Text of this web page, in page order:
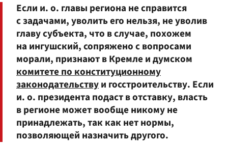
Если и. о. главы региона не справится
с задачами, уволить его нельзя, не уволив
главу субъекта, что в случае, похожем
на ингушский, сопряжено с вопросами
морали, признают в Кремле и думском
комитете по конституционному
законодательствуи госстроительству. Если
и. о. президента подаст в отставку, власть
в регионе может вообще никому не
принадлежать, так как нет нормы,
позволяющей назначить другого.